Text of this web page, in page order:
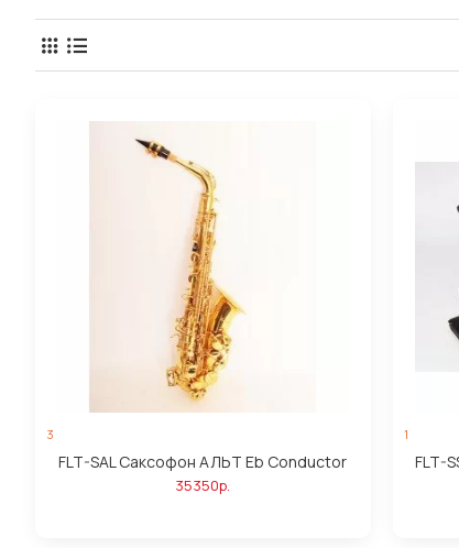
3
FLT-SAL Саксофон АЛЬТ Eb Conductor
35350р.
1
FLT-